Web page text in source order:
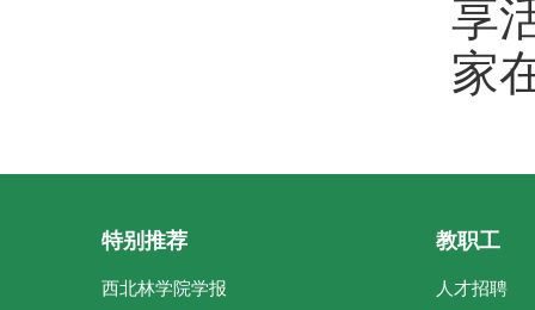
享
家
特别推荐
西北林学院学报
教职工
人才招聘